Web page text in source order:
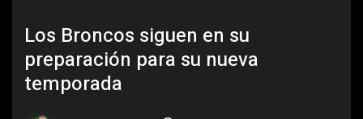
Los Broncos siguen en su
preparación para su nueva
temporada